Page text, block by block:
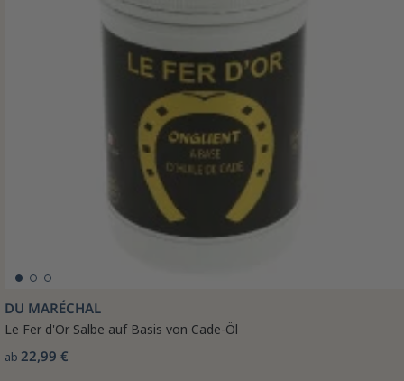
DU MARÉCHAL
Le Fer d'Or Salbe auf Basis von Cade-Öl
ab 22,99 €